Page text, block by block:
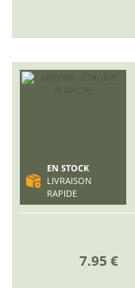
EN STOCK
LIVRAISON
RAPIDE
7.95 €